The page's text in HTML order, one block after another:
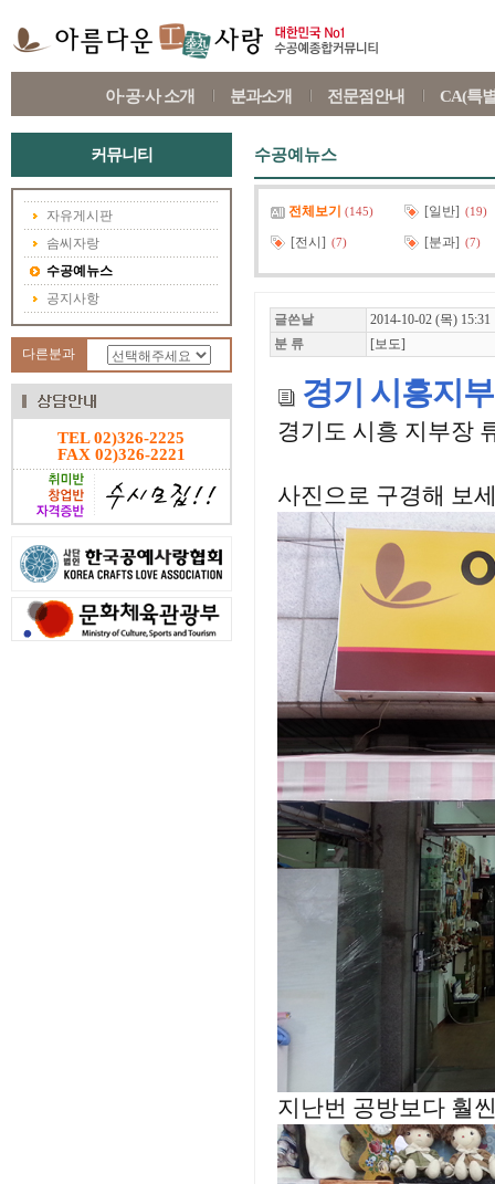
아·공·사 소개 분과소개 전문점안내 CA(특
커뮤니티
자유게시판
솜씨자랑
수공예뉴스
공지사항
다른분과
TEL 02)326-2225
FAX 02)326-2221
수공예뉴스
전체보기 (145) [일반] (19)
[전시] (7) [분과] (7)
글쓴날
2014-10-02 (목) 15:31
분 류
[보도]
경기 시흥지
경기도 시흥 지부장
사진으로 구경해 보
지난번 공방보다 훨